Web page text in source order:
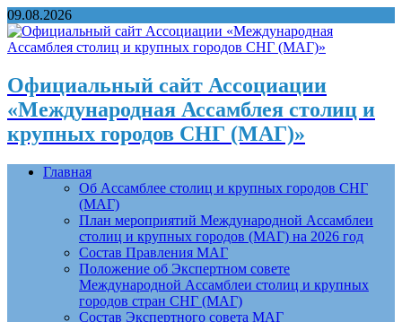
09.08.2026
Официальный сайт Ассоциации
«Международная Ассамблея столиц и
крупных городов СНГ (МАГ)»
Главная
Об Ассамблее столиц и крупных городов СНГ
(МАГ)
План мероприятий Международной Ассамблеи
столиц и крупных городов (МАГ) на 2026 год
Состав Правления МАГ
Положение об Экспертном совете
Международной Ассамблеи столиц и крупных
городов стран СНГ (МАГ)
Состав Экспертного совета МАГ